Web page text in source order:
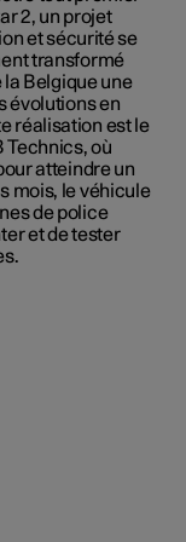
2, un projet
et sécurité se
transformé
la Belgique une
évolutions en
réalisation est le
Technics, où
atteindre un
mois, le véhicule
de police
et de tester